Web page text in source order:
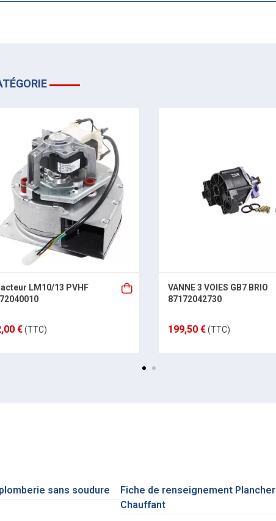
LM10/13 PVHF
€(TTC)
VANNE 3 VOIES GB7 BRIO
87172042730
199,50 €(TTC)
sans soudure
Fiche de renseignement Plancher
Chauffant